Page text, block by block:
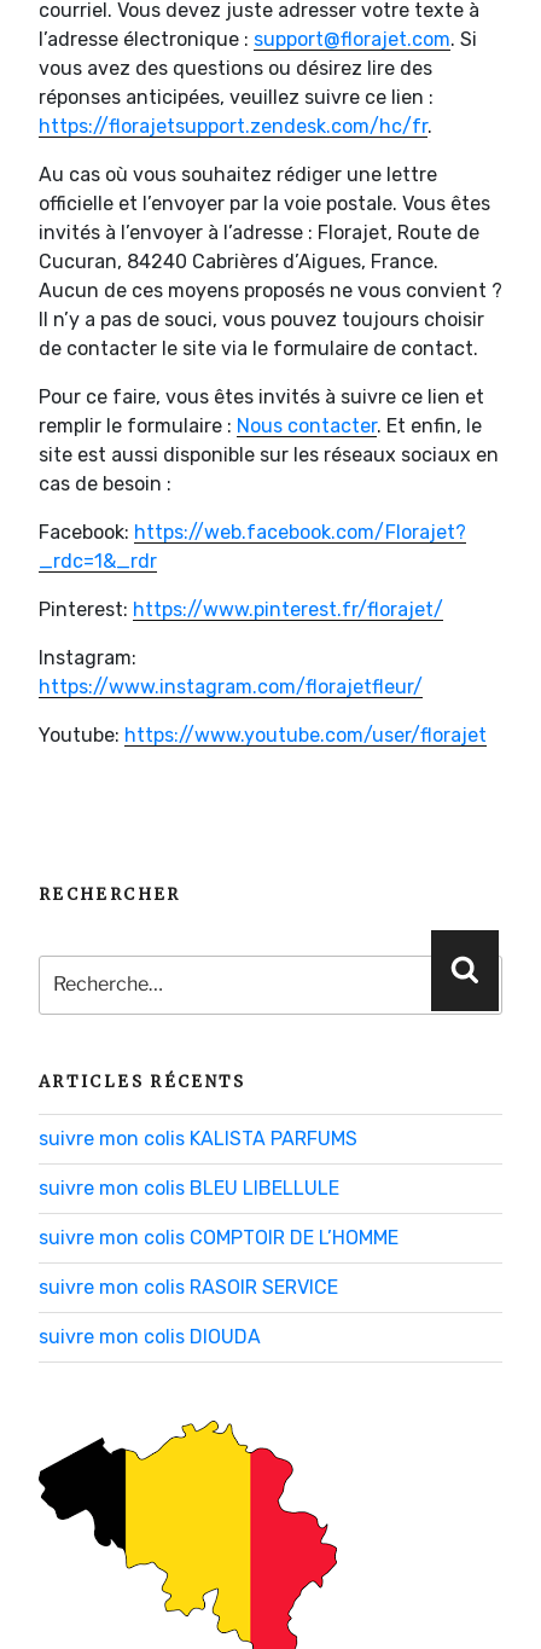
courriel. Vous devez juste adresser votre texte à
l’adresse électronique : support@florajet.com. Si
vous avez des questions ou désirez lire des
réponses anticipées, veuillez suivre ce lien :
https://florajetsupport.zendesk.com/hc/fr.
Au cas où vous souhaitez rédiger une lettre
officielle et l’envoyer par la voie postale. Vous êtes
invités à l’envoyer à l’adresse : Florajet, Route de
Cucuran, 84240 Cabrières d’Aigues, France.
Aucun de ces moyens proposés ne vous convient ?
Il n’y a pas de souci, vous pouvez toujours choisir
de contacter le site via le formulaire de contact.
Pour ce faire, vous êtes invités à suivre ce lien et
remplir le formulaire : Nous contacter. Et enfin, le
site est aussi disponible sur les réseaux sociaux en
cas de besoin :
Facebook: https://web.facebook.com/Florajet?
_rdc=1&_rdr
Pinterest: https://www.pinterest.fr/florajet/
Instagram:
https://www.instagram.com/florajetfleur/
Youtube: https://www.youtube.com/user/florajet
RECHERCHER
Recherche
pour
:
ARTICLES RÉCENTS
suivre mon colis KALISTA PARFUMS
suivre mon colis BLEU LIBELLULE
suivre mon colis COMPTOIR DE L’HOMME
suivre mon colis RASOIR SERVICE
suivre mon colis DIOUDA